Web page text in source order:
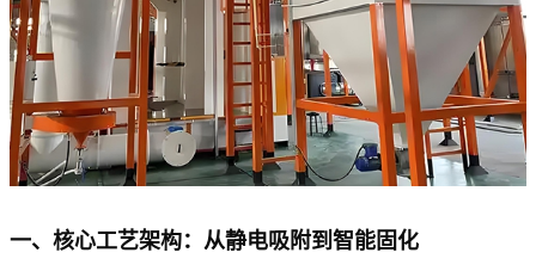
一、核心工艺架构：从静电吸附到智能固化